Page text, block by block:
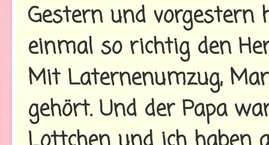
Gestern und vorgestern
einmal so richtig den
Mit Laternenumzug,
gehört. Und der Papa